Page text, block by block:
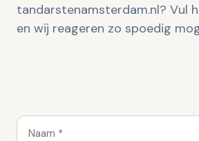
tandarstenamsterdam.nl? Vul
en wij reageren zo spoedig